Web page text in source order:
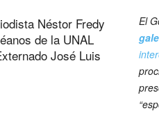
Néstor Fredy
de la UNAL
José Luis
El